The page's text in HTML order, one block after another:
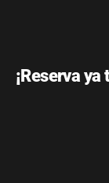
¡Reserva